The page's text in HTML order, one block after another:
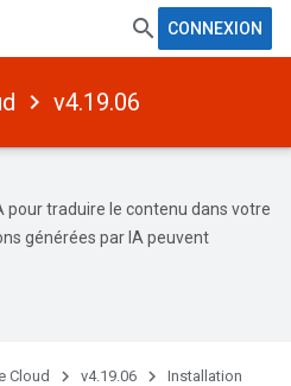
CONNEXION
v4.19.06
pour traduire le contenu dans votre
générées par IA peuvent
Cloud v4.19.06 Installation